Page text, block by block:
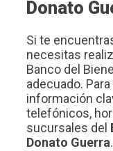
Donato
Si te
necesitas
Banco del
adecuado.
información
telefónicos,
sucursales del
Donato Guerra.